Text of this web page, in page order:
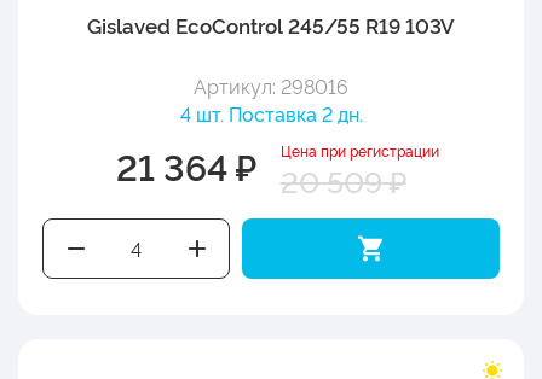
Gislaved EcoControl 245/55 R19 103V
Артикул: 298016
4 шт. Поставка 2 дн.
21 364 ₽ Цена при регистрации
20 509 ₽